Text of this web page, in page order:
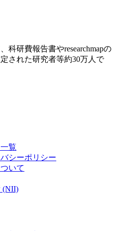
科研費報告書やresearchmapの
された研究者等約30万人で
覧
シーポリシー
いて
(NII)